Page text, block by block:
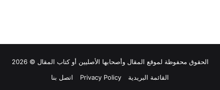
الحقوق محفوظة لموقع المقال وأصحابها الأصليين أو كتاب المقال © 2026
القائمة البريدية
Privacy Policy اتصل بنا